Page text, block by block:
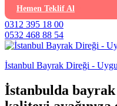
Hemen Teklif Al
0312 395 18 00
0532 468 88 54
İstanbul Bayrak Direği -
İstanbulda